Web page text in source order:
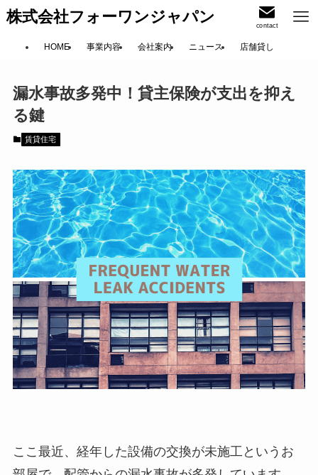
株式会社フォーワンジャパン contact
HOME 事業内容 会社案内 ニュース 店舗貸し
漏水事故多発中！貸主保険が支出を抑え
る鍵
賃貸住宅
ここ最近、経年した設備の交換が未施工というお